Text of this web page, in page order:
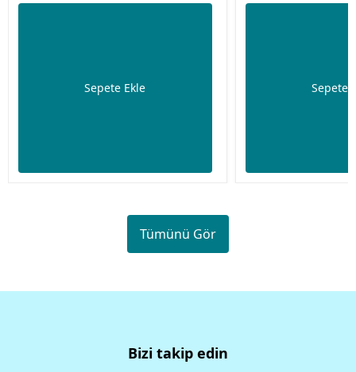
Sepete Ekle Sepete
Tümünü Gör
Bizi takip edin